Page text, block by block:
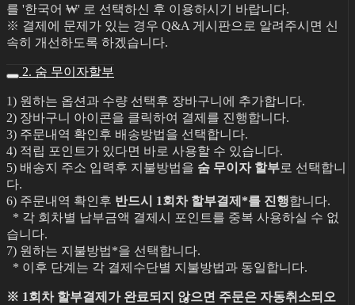
를 '한국어 ₩' 로 선택하신 후 이용하시기 바랍니다.
※ 결제에 문제가 있는 경우 Q&A 게시판으로 알려주시면 신
속히 개선하도록 하겠습니다.
2. 숨 무이자할부
1) 원하는 옵션과 수량 선택후 장바구니에 추가합니다.
2) 장바구니 아이콘을 클릭하여 결제를 진행합니다.
3) 주문내역 확인후 배송방법을 선택합니다.
4) 적립 포인트가 있다면 바로 사용할 수 있습니다.
5) 배송지 주소 입력후 지불방법을 숨 무이자 할부로 선택합니
다.
6) 주문내역 확인후 반드시 1회차 할부결제*를 진행합니다.
* 각 회차별 납부금액 결제시 포인트를 중복 사용하실 수 없
습니다.
7) 원하는 지불방법*을 선택합니다.
* 이후 단계는 각 결제수단별 지불방법과 동일합니다.
※ 1회차 할부결제가 완료되지 않으면 주문은 자동취소되오